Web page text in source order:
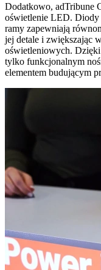
Dodatkowo, adTribune
oświetlenie LED. Diody
ramy zapewniają
jej detale i zwiększając
oświetleniowych.
tylko funkcjonalnym
elementem budującym